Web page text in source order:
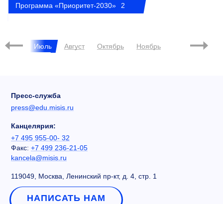
Программа «Приоритет-2030» 2
Июнь Июль Август Октябрь Ноябрь
Февраль
Пресс-служба
press@edu.misis.ru
Канцелярия:
+7 495 955-00- 32
Факс: +7 499 236-21-05
kancela@misis.ru
119049, Москва, Ленинский пр-кт, д. 4, стр. 1
НАПИСАТЬ НАМ